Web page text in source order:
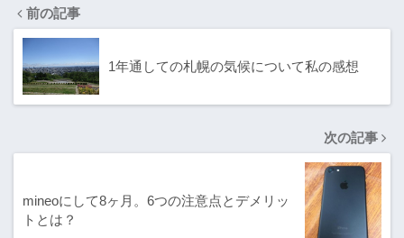
前の記事
1年通しての札幌の気候について私の感想
次の記事
mineoにして8ヶ月。6つの注意点とデメリッ
トとは？